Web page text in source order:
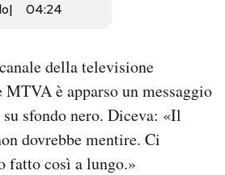
04:24
della televisione
MTVA è apparso un messaggio
sfondo nero. Diceva: «Il
dovrebbe mentire. Ci
fatto così a lungo.»